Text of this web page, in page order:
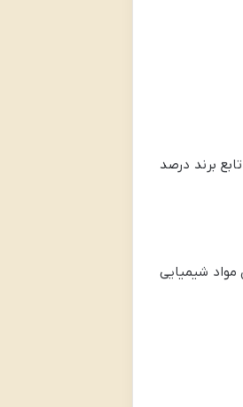
برند درصد
مواد شیمیایی